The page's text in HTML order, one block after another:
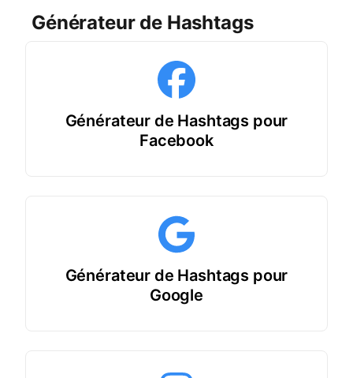
Générateur de Hashtags
Générateur de Hashtags pour
Facebook
Générateur de Hashtags pour
Google